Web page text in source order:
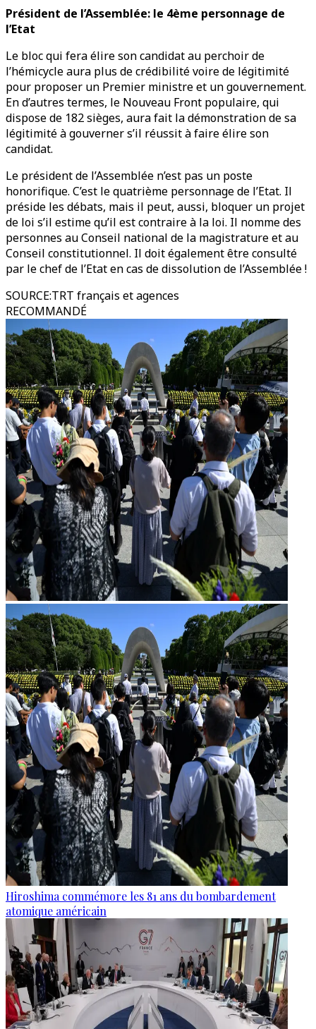
Président de l’Assemblée: le 4ème personnage de
l’Etat
Le bloc qui fera élire son candidat au perchoir de
l’hémicycle aura plus de crédibilité voire de légitimité
pour proposer un Premier ministre et un gouvernement.
En d’autres termes, le Nouveau Front populaire, qui
dispose de 182 sièges, aura fait la démonstration de sa
légitimité à gouverner s’il réussit à faire élire son
candidat.
Le président de l’Assemblée n’est pas un poste
honorifique. C’est le quatrième personnage de l’Etat. Il
préside les débats, mais il peut, aussi, bloquer un projet
de loi s’il estime qu’il est contraire à la loi. Il nomme des
personnes au Conseil national de la magistrature et au
Conseil constitutionnel. Il doit également être consulté
par le chef de l’Etat en cas de dissolution de l’Assemblée !
SOURCE:TRT français et agences
RECOMMANDÉ
Hiroshima commémore les 81 ans du bombardement
atomique américain